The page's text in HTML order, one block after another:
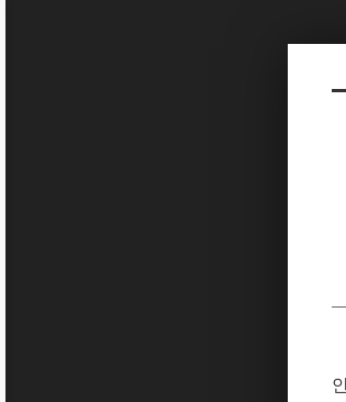
Sketchbook5, 스케치
Sketchbook5, 스케치